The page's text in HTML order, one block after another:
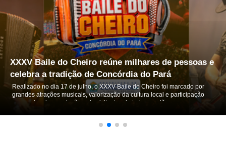
XXXV Baile do Cheiro reúne milhares de pessoas e
celebra a tradição de Concórdia do Pará
Realizado no dia 17 de julho, o XXXV Baile do Cheiro foi marcado por
grandes atrações musicais, valorização da cultura local e participação
expressiva da população e de visitantes de toda a região.